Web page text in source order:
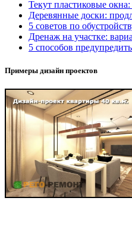
Текут пластиковые
Деревянные доски:
5 советов по
Дренаж на участке:
5 способов
Примеры дизайн проектов